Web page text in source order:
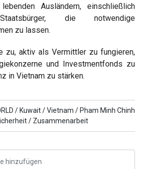
Ausländern, einschließlich
die notwendige
zu lassen.
zu, aktiv als Vermittler zu fungieren,
und Investmentfonds zu
in Vietnam zu stärken.
/ Kuwait /Vietnam / Pham Minh Chinh
/ Zusammenarbeit